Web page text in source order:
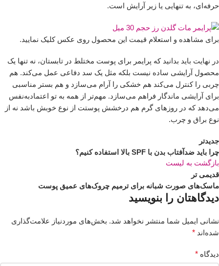
حرفه‌ای، به تنهایی یا زیر آرایش است.
برای مشاهده و استعلام قیمت این محصول روی عکس کلیک نمایید.
در نهایت باید بدانید که پرایمر برای پوست مختلط در تابستان، نه تنها یک
محصول آرایشی ساده نیست بلکه مثل یک سد دفاعی عمل می‌کند. هم
چربی را کنترل می‌کند هم خشکی را آرام می‌سازد و هم بستر مناسبی
برای آرایشی ماندگار فراهم می‌سازد. مهم‌تر از همه به تو اعتمادبه‌نفس
می‌دهد که در روزهای گرم هم درخشش پوستت از نوع خوبش باشد نه از
نوع براق و چرب.
جدیدتر
چرا باید ضدآفتاب بدن با SPF بالا استفاده کنیم؟
بازگشت به لیست
قدیمی تر
ماسک‌های صورت شبانه برای ترمیم چروک‌های عمیق پوست
دیدگاهتان را بنویسید
نشانی ایمیل شما منتشر نخواهد شد. بخش‌های موردنیاز علامت‌گذاری
شده‌اند *
دیدگاه *